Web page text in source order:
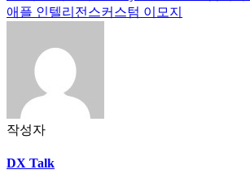
애플 인텔리전스커스텀 이모지
작성자
DX Talk